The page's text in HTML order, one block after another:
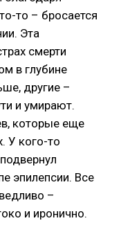
то – бросается
Эта
смерти
в глубине
другие –
и умирают.
которые еще
У кого-то
эпилепсии. Все
–
и иронично.